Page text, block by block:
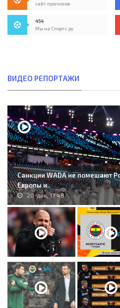
сайт прогнозов
454
Мы на Спортс.ру
ВИДЕО РЕПОРТАЖИ
Санкции WADA не помешают
Европы и..
20-дек, 17:48